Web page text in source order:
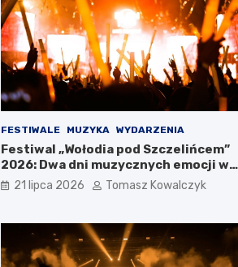
FESTIWALE MUZYKA WYDARZENIA
Festiwal „Wołodia pod Szczelińcem”
2026: Dwa dni muzycznych emocji w
Górach Stołowych!
21 lipca 2026 Tomasz Kowalczyk